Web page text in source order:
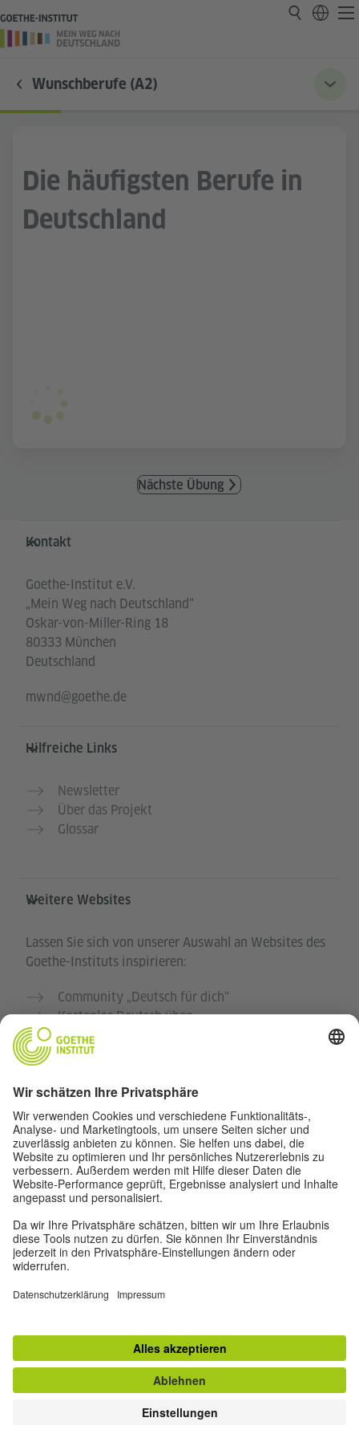
Wunschberufe (A2)
Die häufigsten Berufe in
Deutschland
Nächste Übung
Service- und Informationsbereich
Kontakt
Goethe-Institut e.V.
„Mein Weg nach Deutschland“
Oskar-von-Miller-Ring 18
80333 München
Deutschland
mwnd@goethe.de
Hilfreiche Links
Newsletter
Über das Projekt
Glossar
Weitere Websites
Lassen Sie sich von unserer Auswahl an Websites des
Goethe-Instituts inspirieren:
Community „Deutsch für dich“
Kostenlos Deutsch üben
Deutschkurse des Goethe-Instituts
Lehrkräfteportal „Deutschstunde“
Datenschutz und Barrierefreiheit
Diese Website soll für möglichst viele Menschen
zugänglich und nützlich sein. Personenbezogene
Daten verwenden wir gemäß unserer
Datenschutzrichtlinie.
Privatsphäre-Einstellungen
© Goethe-Institut 2026
Datenschutzerklärung